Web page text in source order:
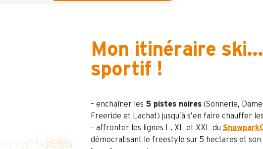
Mon itinéraire ski...
sportif !
– enchaîner les 5 pistes noires (Sonnerie,
Freeride et Lachat) jusqu’à s’en faire chauffer
– affronter les lignes L, XL et XXL du
démocratisant le freestyle sur 5 hectares et son